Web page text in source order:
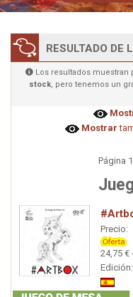
RESULTADO DE
Los resultados
stock, pero tenemos un
Mostrar
Página
Precio:
24,75 €
Edición: